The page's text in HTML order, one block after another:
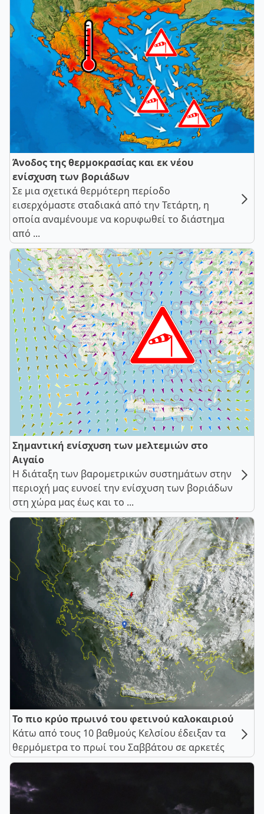
Άνοδος της θερμοκρασίας και εκ νέου
ενίσχυση των βοριάδων
Σε μια σχετικά θερμότερη περίοδο
εισερχόμαστε σταδιακά από την Τετάρτη, η
οποία αναμένουμε να κορυφωθεί το διάστημα
από ...
Σημαντική ενίσχυση των μελτεμιών στο
Αιγαίο
Η διάταξη των βαρομετρικών συστημάτων στην
περιοχή μας ευνοεί την ενίσχυση των βοριάδων
στη χώρα μας έως και το ...
Το πιο κρύο πρωινό του φετινού καλοκαιριού
Κάτω από τους 10 βαθμούς Κελσίου έδειξαν τα
θερμόμετρα το πρωί του Σαββάτου σε αρκετές